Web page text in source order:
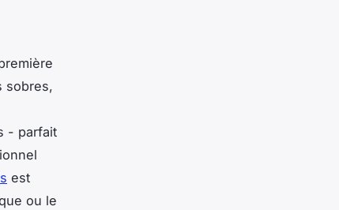
sobres,
- parfait
est
ou le